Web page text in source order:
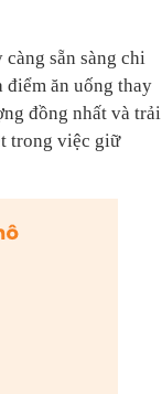
sẵn sàng chi
ăn uống thay
đồng nhất và trải
trong việc giữ